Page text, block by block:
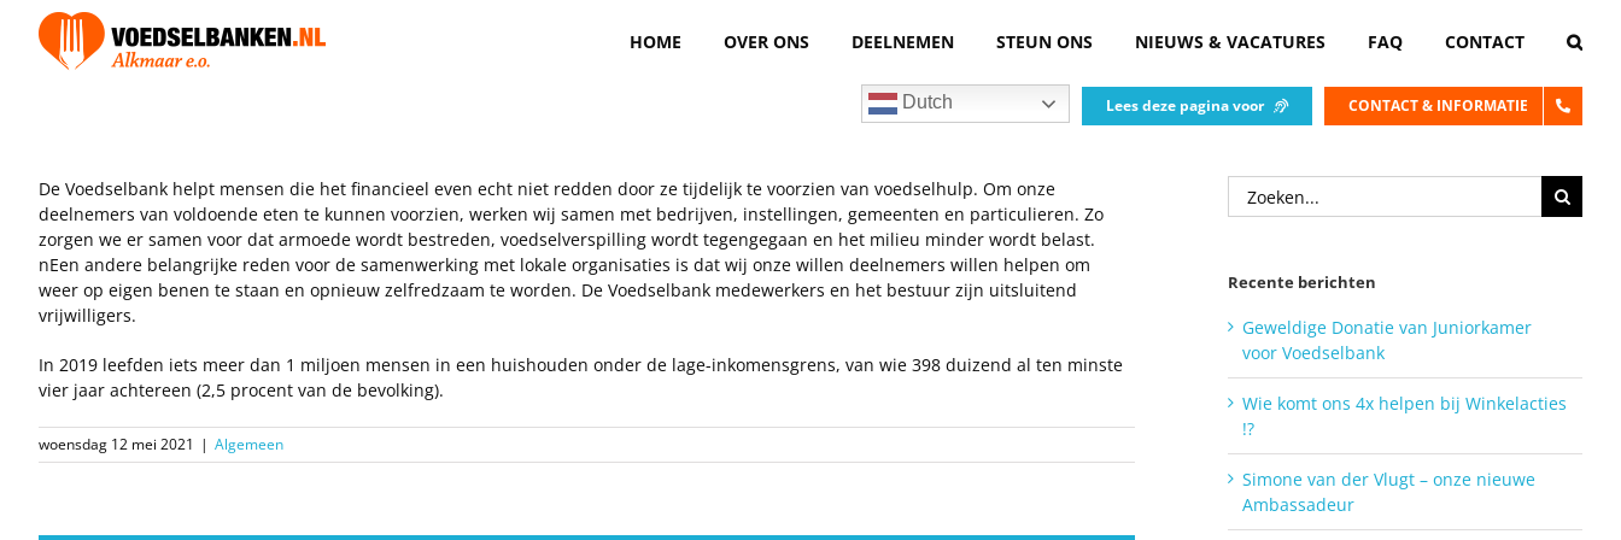
content
HOME OVER ONS DEELNEMEN STEUN ONS NIEUWS & VACATURES FAQ CONTACT
Dutch Lees deze pagina voor CONTACT & INFORMATIE
De Voedselbank helpt mensen die het financieel even echt niet redden door ze tijdelijk te voorzien van voedselhulp. Om onze
deelnemers van voldoende eten te kunnen voorzien, werken wij samen met bedrijven, instellingen, gemeenten en particulieren. Zo
zorgen we er samen voor dat armoede wordt bestreden, voedselverspilling wordt tegengegaan en het milieu minder wordt belast.
nEen andere belangrijke reden voor de samenwerking met lokale organisaties is dat wij onze willen deelnemers willen helpen om
weer op eigen benen te staan en opnieuw zelfredzaam te worden. De Voedselbank medewerkers en het bestuur zijn uitsluitend
vrijwilligers.
In 2019 leefden iets meer dan 1 miljoen mensen in een huishouden onder de lage-inkomensgrens, van wie 398 duizend al ten minste
vier jaar achtereen (2,5 procent van de bevolking).
woensdag 12 mei 2021 | Algemeen
Zoeken
naar:
Recente berichten
Geweldige Donatie van Juniorkamer
voor Voedselbank
Wie komt ons 4x helpen bij Winkelacties
!?
Simone van der Vlugt – onze nieuwe
Ambassadeur